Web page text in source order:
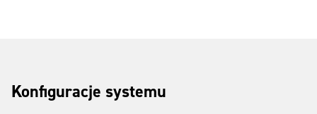
Konfiguracje systemu